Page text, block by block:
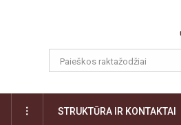
DAUGIAUSTRUKTŪRA IR KONTAKTAI